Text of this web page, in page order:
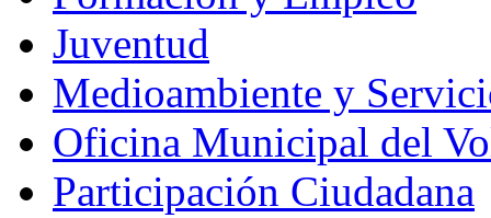
Juventud
Medioambiente y
Oficina Municipal del
Participación Ciudadana